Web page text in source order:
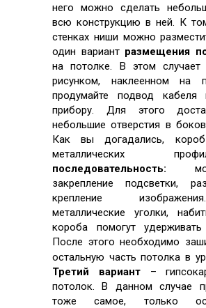
него можно сделать
всю конструкцию в ней. К
стенках ниши можно
один вариант размещения
на потолке. В этом
рисунком, наклеенном на
продумайте подвод кабеля
прибору. Для этого
небольшие отверстия в
Как вы догадались,
металлических
последовательность:
закрепление подсветки,
крепление
металлические уголки,
короба помогут
После этого необходимо
остальную часть потолка в
Третий вариант–
потолок. В данном случае
тоже самое, только